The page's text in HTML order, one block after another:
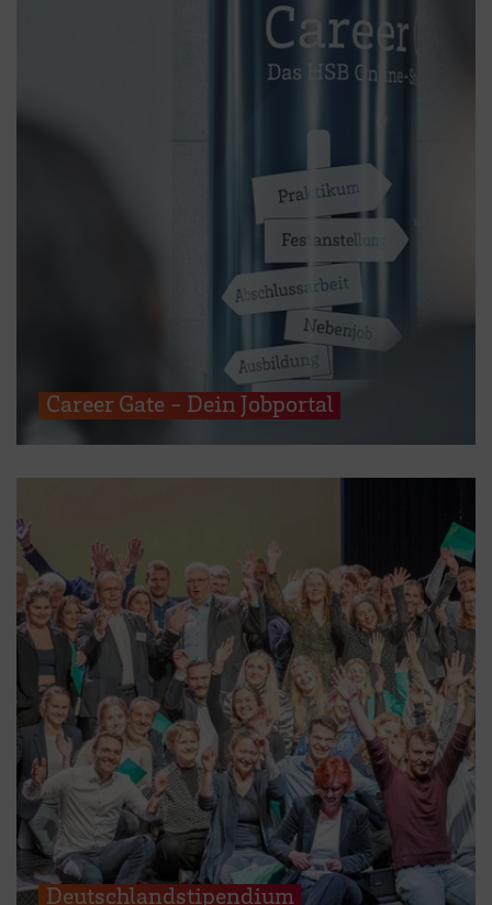
Career Gate - Dein Jobportal
Deutschlandstipendium